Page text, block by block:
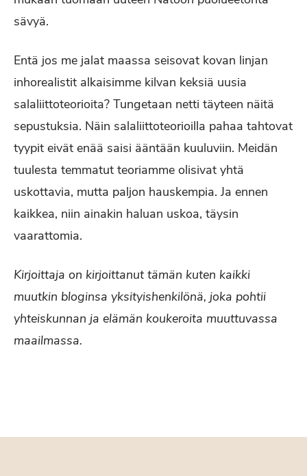
sävyä.
Entä jos me jalat maassa seisovat kovan linjan
inhorealistit alkaisimme kilvan keksiä uusia
salaliittoteorioita? Tungetaan netti täyteen näitä
sepustuksia. Näin salaliittoteorioilla pahaa tahtovat
tyypit eivät enää saisi ääntään kuuluviin. Meidän
tuulesta temmatut teoriamme olisivat yhtä
uskottavia, mutta paljon hauskempia. Ja ennen
kaikkea, niin ainakin haluan uskoa, täysin
vaarattomia.
Kirjoittaja on kirjoittanut tämän kuten kaikki
muutkin bloginsa yksityishenkilönä, joka pohtii
yhteiskunnan ja elämän koukeroita muuttuvassa
maailmassa.